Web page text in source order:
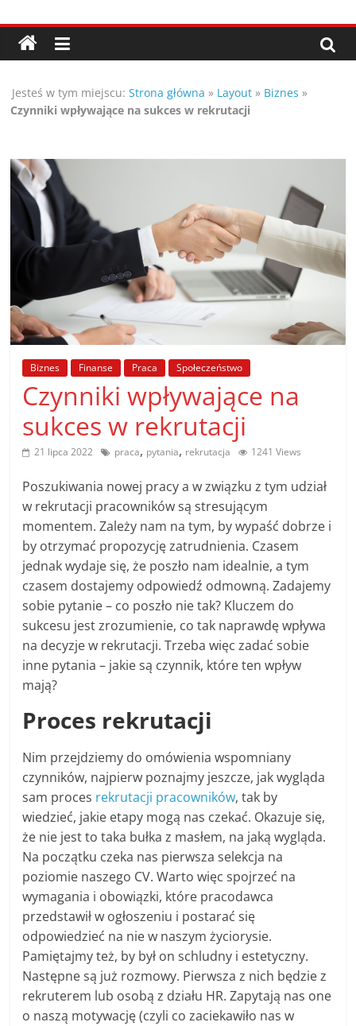
do
treści
Porady,
wskazówki
oraz
ciekawe
rady
–
poznaj
te
poradniki.
Porady
praktyczne
wskazówki
poradniki
na
każdy
temat
Jesteś w tym miejscu: Strona główna » Layout » Biznes »
Czynniki wpływające na sukces w rekrutacji
Biznes Finanse Praca Społeczeństwo
Czynniki wpływające na
sukces w rekrutacji
21 lipca 2022 praca, pytania, rekrutacja 1241 Views
Poszukiwania nowej pracy a w związku z tym udział
w rekrutacji pracowników są stresującym
momentem. Zależy nam na tym, by wypaść dobrze i
by otrzymać propozycję zatrudnienia. Czasem
jednak wydaje się, że poszło nam idealnie, a tym
czasem dostajemy odpowiedź odmowną. Zadajemy
sobie pytanie – co poszło nie tak? Kluczem do
sukcesu jest zrozumienie, co tak naprawdę wpływa
na decyzje w rekrutacji. Trzeba więc zadać sobie
inne pytania – jakie są czynnik, które ten wpływ
mają?
Proces rekrutacji
Nim przejdziemy do omówienia wspomniany
czynników, najpierw poznajmy jeszcze, jak wygląda
sam proces rekrutacji pracowników, tak by
wiedzieć, jakie etapy mogą nas czekać. Okazuje się,
że nie jest to taka bułka z masłem, na jaką wygląda.
Na początku czeka nas pierwsza selekcja na
poziomie naszego CV. Warto więc spojrzeć na
wymagania i obowiązki, które pracodawca
przedstawił w ogłoszeniu i postarać się
odpowiedzieć na nie w naszym życiorysie.
Pamiętajmy też, by był on schludny i estetyczny.
Następne są już rozmowy. Pierwsza z nich będzie z
rekruterem lub osobą z działu HR. Zapytają nas one
o naszą motywację (czyli co zaciekawiło nas w